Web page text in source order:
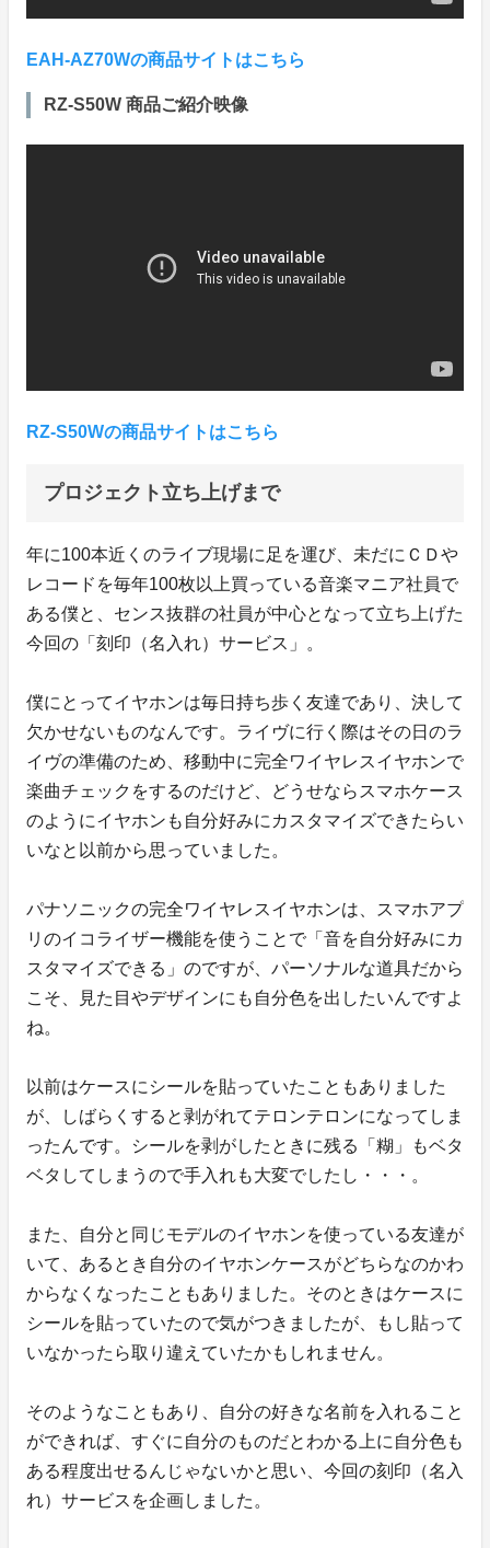
EAH-AZ70Wの商品サイトはこちら
RZ-S50W 商品ご紹介映像
RZ-S50Wの商品サイトはこちら
プロジェクト立ち上げまで
年に100本近くのライブ現場に足を運び、未だにＣＤや
レコードを毎年100枚以上買っている音楽マニア社員で
ある僕と、センス抜群の社員が中心となって立ち上げた
今回の「刻印（名入れ）サービス」。
僕にとってイヤホンは毎日持ち歩く友達であり、決して
欠かせないものなんです。ライヴに行く際はその日のラ
イヴの準備のため、移動中に完全ワイヤレスイヤホンで
楽曲チェックをするのだけど、どうせならスマホケース
のようにイヤホンも自分好みにカスタマイズできたらい
いなと以前から思っていました。
パナソニックの完全ワイヤレスイヤホンは、スマホアプ
リのイコライザー機能を使うことで「音を自分好みにカ
スタマイズできる」のですが、パーソナルな道具だから
こそ、見た目やデザインにも自分色を出したいんですよ
ね。
以前はケースにシールを貼っていたこともありました
が、しばらくすると剥がれてテロンテロンになってしま
ったんです。シールを剥がしたときに残る「糊」もベタ
ベタしてしまうので手入れも大変でしたし・・・。
また、自分と同じモデルのイヤホンを使っている友達が
いて、あるとき自分のイヤホンケースがどちらなのかわ
からなくなったこともありました。そのときはケースに
シールを貼っていたので気がつきましたが、もし貼って
いなかったら取り違えていたかもしれません。
そのようなこともあり、自分の好きな名前を入れること
ができれば、すぐに自分のものだとわかる上に自分色も
ある程度出せるんじゃないかと思い、今回の刻印（名入
れ）サービスを企画しました。